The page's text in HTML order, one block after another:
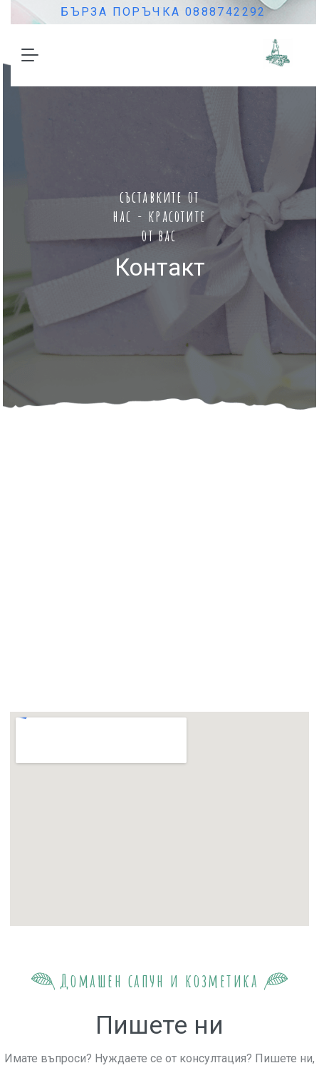
БЪРЗА ПОРЪЧКА 0888742292
съставките от
нас - красотите
от вас
Контакт
Домашен сапун и козметика
Пишете ни
Имате въпроси? Нуждаете се от консултация? Пишете ни,